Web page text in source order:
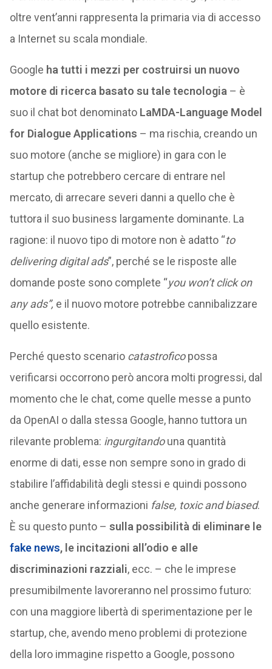
oltre vent’anni rappresenta la primaria via di accesso
a Internet su scala mondiale.
Google ha tutti i mezzi per costruirsi un nuovo
motore di ricerca basato su tale tecnologia – è
suo il chat bot denominato LaMDA-Language Model
for Dialogue Applications – ma rischia, creando un
suo motore (anche se migliore) in gara con le
startup che potrebbero cercare di entrare nel
mercato, di arrecare severi danni a quello che è
tuttora il suo business largamente dominante. La
ragione: il nuovo tipo di motore non è adatto “to
delivering digital ads”, perché se le risposte alle
domande poste sono complete “you won’t click on
any ads”, e il nuovo motore potrebbe cannibalizzare
quello esistente.
Perché questo scenario catastroficopossa
verificarsi occorrono però ancora molti progressi, dal
momento che le chat, come quelle messe a punto
da OpenAI o dalla stessa Google, hanno tuttora un
rilevante problema: ingurgitandouna quantità
enorme di dati, esse non sempre sono in grado di
stabilire l’affidabilità degli stessi e quindi possono
anche generare informazioni false, toxic and biased.
È su questo punto – sulla possibilità di eliminare le
fake news, le incitazioni all’odio e alle
discriminazioni razziali, ecc. – che le imprese
presumibilmente lavoreranno nel prossimo futuro:
con una maggiore libertà di sperimentazione per le
startup, che, avendo meno problemi di protezione
della loro immagine rispetto a Google, possono